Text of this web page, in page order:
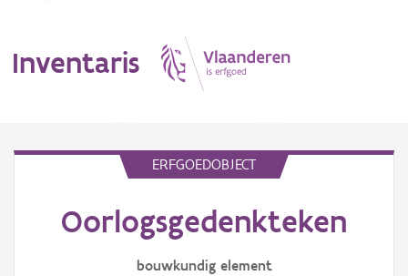
Inventaris
Erfgoedobject
ERFGOEDOBJECT
Oorlogsgedenkteken
bouwkundig element